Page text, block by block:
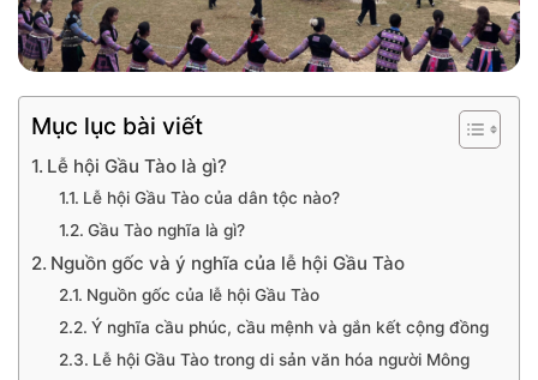
Mục lục bài viết
Lễ hội Gầu Tào là gì?
Lễ hội Gầu Tào của dân tộc nào?
Gầu Tào nghĩa là gì?
Nguồn gốc và ý nghĩa của lễ hội Gầu Tào
Nguồn gốc của lễ hội Gầu Tào
Ý nghĩa cầu phúc, cầu mệnh và gắn kết cộng đồng
Lễ hội Gầu Tào trong di sản văn hóa người Mông